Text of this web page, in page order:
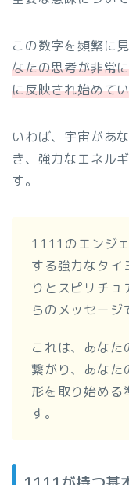
この数字を頻繁に
なたの思考が非常
に反映され始めて
いわば、宇宙があ
き、強力なエネル
す。
1111のエンジ
する強力なタイ
りとスピリチ
らのメッセージ
これは、あなた
繋がり、あなた
形を取り始める
す。